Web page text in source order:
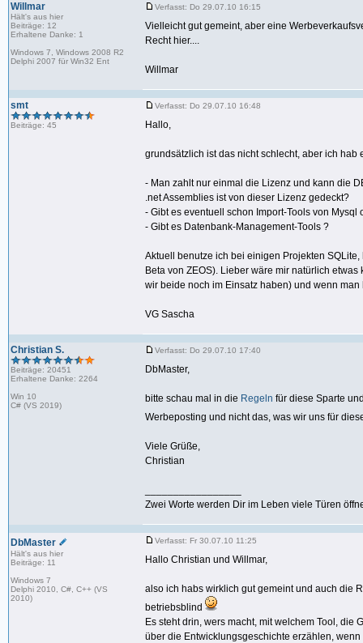
Willmar
Hält's aus hier
Beiträge: 12
Erhaltene Danke: 1
Windows 7, Windows 2008 R2
Delphi 2007 für Win32 Ent
Verfasst: Do 29.07.10 16:15
Vielleicht gut gemeint, aber eine
Recht hier....
Willmar
smt
Beiträge: 45
Verfasst: Do 29.07.10 16:48
Hallo,
grundsätzlich ist das nicht schlecht, aber ich hab
- Man zahlt nur einmal die Lizenz und kann die
.net Assemblies ist von dieser Lizenz gedeckt?
- Gibt es eventuell schon Import-Tools von Mysql
- Gibt es Datenbank-Management-Tools ?
Aktuell benutze ich bei einigen Projekten
Beta von ZEOS). Lieber wäre mir natürlich
wir beide noch im Einsatz haben) und wenn
VG Sascha
Christian S.
Beiträge: 20451
Erhaltene Danke: 2264
Win 10
C# (VS 2019)
Verfasst: Do 29.07.10 17:40
DbMaster,
bitte schau mal in die Regeln für diese Sparte
Werbeposting und nicht das, was wir uns für
Viele Grüße,
Christian
Zwei Worte werden Dir im Leben viele Türen
DbMaster
Hält's aus hier
Beiträge: 11
Windows 7
Delphi 2010, C#, C++ (VS
2010)
Verfasst: Fr 30.07.10 11:25
Hallo Christian und Willmar,
also ich habs wirklich gut gemeint und auch die
betriebsblind
Es steht drin, wers macht, mit welchem Tool,
über die Entwicklungsgeschichte erzählen,